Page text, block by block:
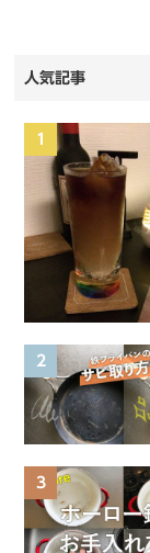
人気記事
1
2
3